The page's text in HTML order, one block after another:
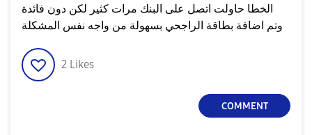
الخطا حاولت اتصل على البنك مرات كثير لكن دون فائدة
2 Likes
COMMENT